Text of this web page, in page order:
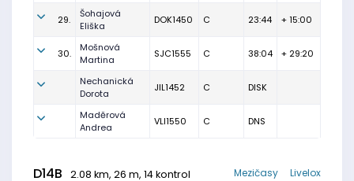
29.
Šohajová
Eliška
DOK1450 C 23:44 + 15:00
30.
Mošnová
Martina
SJC1555 C 38:04 + 29:20
Nechanická
Dorota
JIL1452 C DISK
Maděrová
Andrea
VLI1550 C DNS
D14B 2.08 km, 26 m, 14 kontrol Livelox
Mezičasy